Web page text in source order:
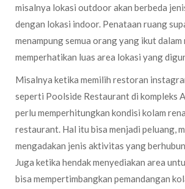
misalnya lokasi outdoor akan berbeda
dengan lokasi indoor. Penataan ruang
menampung semua orang yang ikut dalam
memperhatikan luas area lokasi yang
Misalnya ketika memilih restoran
seperti Poolside Restaurant di kompleks
perlu memperhitungkan kondisi kolam
restaurant. Hal itu bisa menjadi peluang,
mengadakan jenis aktivitas yang
Juga ketika hendak menyediakan area
bisa mempertimbangkan pemandangan